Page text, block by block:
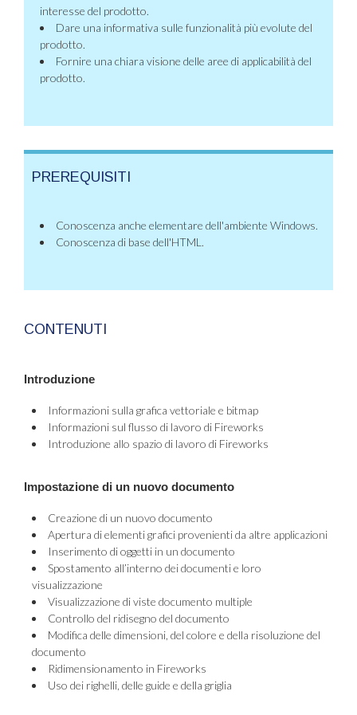
interesse del prodotto.
Dare una informativa sulle funzionalità più evolute del
prodotto.
Fornire una chiara visione delle aree di applicabilità del
prodotto.
PREREQUISITI
Conoscenza anche elementare dell'ambiente Windows.
Conoscenza di base dell'HTML.
CONTENUTI
Introduzione
Informazioni sulla grafica vettoriale e bitmap
Informazioni sul flusso di lavoro di Fireworks
Introduzione allo spazio di lavoro di Fireworks
Impostazione di un nuovo documento
Creazione di un nuovo documento
Apertura di elementi grafici provenienti da altre applicazioni
Inserimento di oggetti in un documento
Spostamento all’interno dei documenti e loro
visualizzazione
Visualizzazione di viste documento multiple
Controllo del ridisegno del documento
Modifica delle dimensioni, del colore e della risoluzione del
documento
Ridimensionamento in Fireworks
Uso dei righelli, delle guide e della griglia